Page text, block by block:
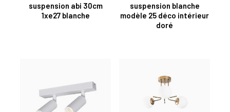
suspension abi 30cm
1xe27 blanche
suspension blanche
modèle 25 déco intérieur
doré